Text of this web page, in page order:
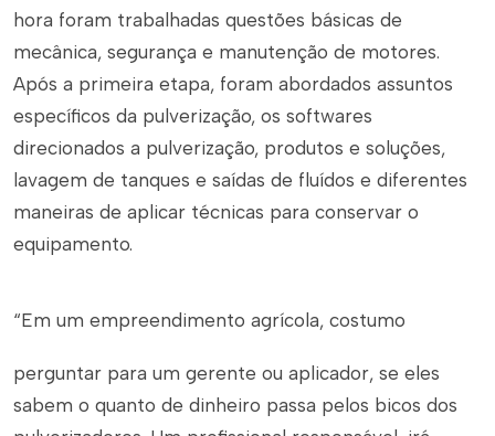
hora foram trabalhadas questões básicas de
mecânica, segurança e manutenção de motores.
Após a primeira etapa, foram abordados assuntos
específicos da pulverização, os softwares
direcionados a pulverização, produtos e soluções,
lavagem de tanques e saídas de fluídos e diferentes
maneiras de aplicar técnicas para conservar o
equipamento.
“Em um empreendimento agrícola, costumo
perguntar para um gerente ou aplicador, se eles
sabem o quanto de dinheiro passa pelos bicos dos